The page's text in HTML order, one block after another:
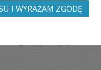
Lipno
I WYRAŻAM ZGODĘ